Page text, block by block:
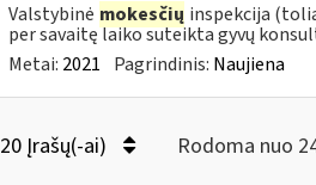
Valstybinė mokesčių inspekcija
per savaitę laiko suteikta gyvų
Metai: 2021 Pagrindinis: Naujiena
20 Įrašų(-ai) Rodoma nuo